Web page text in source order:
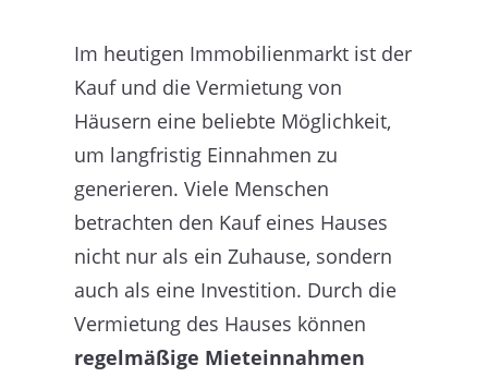
Im heutigen Immobilienmarkt ist der
Kauf und die Vermietung von
Häusern eine beliebte Möglichkeit,
um langfristig Einnahmen zu
generieren. Viele Menschen
betrachten den Kauf eines Hauses
nicht nur als ein Zuhause, sondern
auch als eine Investition. Durch die
Vermietung des Hauses können
regelmäßige Mieteinnahmen